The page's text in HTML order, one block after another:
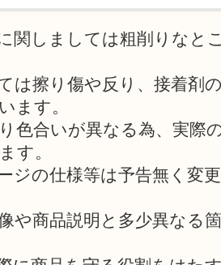
関しましては粗削りなと
り傷や反り、接着剤の
ます。
色合いが異なる為、実際
す。
ジの仕様等は予告無く変
や商品説明と多少異なる